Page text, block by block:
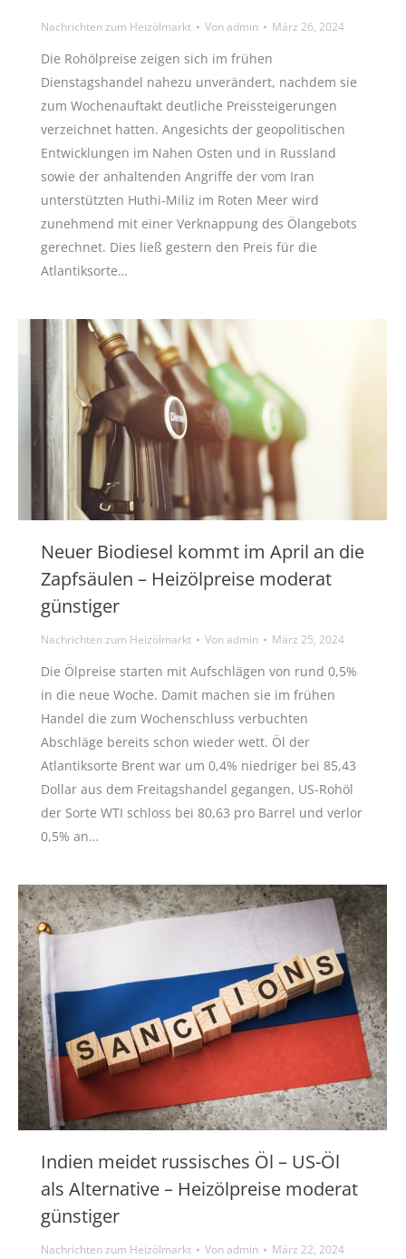
Nachrichten zum Heizölmarkt Vonadmin März 26, 2024
Die Rohölpreise zeigen sich im frühen
Dienstagshandel nahezu unverändert, nachdem sie
zum Wochenauftakt deutliche Preissteigerungen
verzeichnet hatten. Angesichts der geopolitischen
Entwicklungen im Nahen Osten und in Russland
sowie der anhaltenden Angriffe der vom Iran
unterstützten Huthi-Miliz im Roten Meer wird
zunehmend mit einer Verknappung des Ölangebots
gerechnet. Dies ließ gestern den Preis für die
Atlantiksorte…
Neuer Biodiesel kommt im April an die
Zapfsäulen – Heizölpreise moderat
günstiger
Nachrichten zum Heizölmarkt Vonadmin März 25, 2024
Die Ölpreise starten mit Aufschlägen von rund 0,5%
in die neue Woche. Damit machen sie im frühen
Handel die zum Wochenschluss verbuchten
Abschläge bereits schon wieder wett. Öl der
Atlantiksorte Brent war um 0,4% niedriger bei 85,43
Dollar aus dem Freitagshandel gegangen, US-Rohöl
der Sorte WTI schloss bei 80,63 pro Barrel und verlor
0,5% an…
Indien meidet russisches Öl – US-Öl
als Alternative – Heizölpreise moderat
günstiger
Nachrichten zum Heizölmarkt Vonadmin März 22, 2024